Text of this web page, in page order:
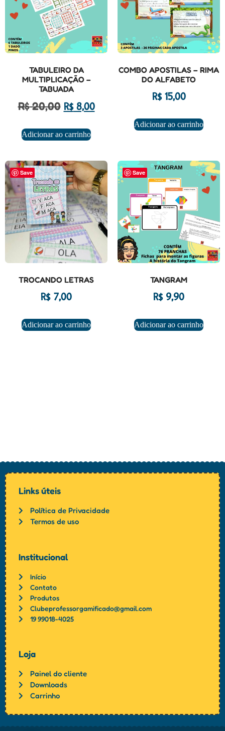
TABULEIRO DA
MULTIPLICAÇÃO –
TABUADA
R$20,00 R$8,00
Adicionar ao carrinho
COMBO APOSTILAS – RIMA
DO ALFABETO
R$15,00
Adicionar ao carrinho
Save
TROCANDO LETRAS
R$7,00
Adicionar ao carrinho
Save
TANGRAM
R$9,90
Adicionar ao carrinho
Links úteis
Política de Privacidade
Termos de uso
Institucional
Início
Contato
Produtos
Clubeprofessorgamificado@gmail.com
19 99018-4025
Loja
Painel do cliente
Downloads
Carrinho